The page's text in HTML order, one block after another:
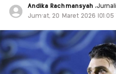
Andika Rachmansyah ,
Jum'at, 20 Maret 2026 |01:05